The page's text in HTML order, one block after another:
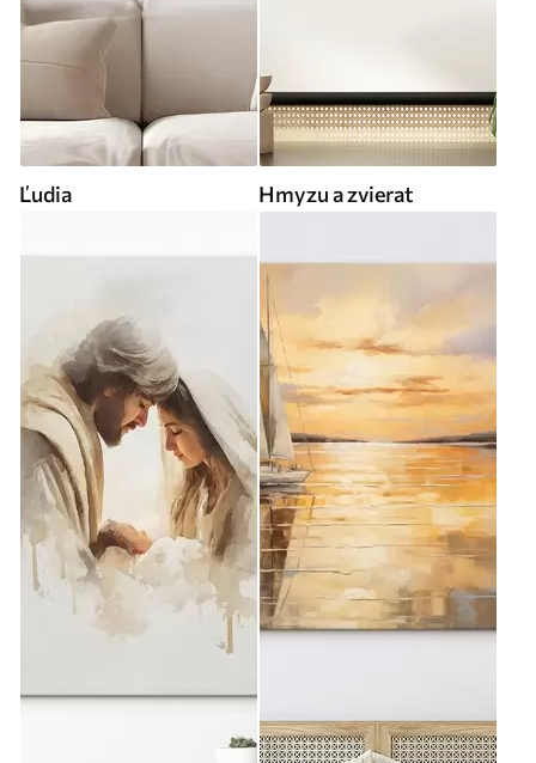
Ľudia Hmyzu a zvierat